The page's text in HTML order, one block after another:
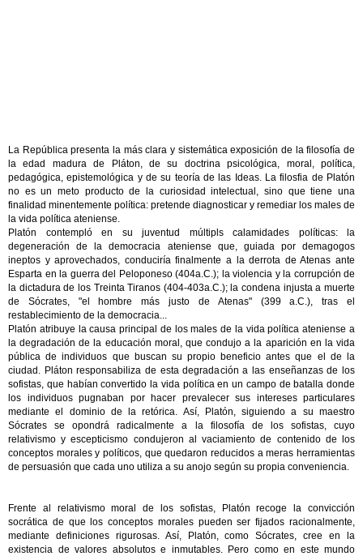
La República presenta la más clara y sistemática exposición de la filosofía de
la edad madura de Pláton, de su doctrina psicológica, moral, política,
pedagógica, epistemológica y de su teoría de las Ideas. La filosfia de Platón
no es un meto producto de la curiosidad intelectual, sino que tiene una
finalidad minentemente política: pretende diagnosticar y remediar los males de
la vida política ateniense.
Platón contempló en su juventud múltipls calamidades políticas: la
degeneración de la democracia ateniense que, guiada por demagogos
ineptos y aprovechados, conduciría finalmente a la derrota de Atenas ante
Esparta en la guerra del Peloponeso (404a.C.); la violencia y la corrupción de
la dictadura de los Treinta Tiranos (404-403a.C.); la condena injusta a muerte
de Sócrates, "el hombre más justo de Atenas" (399 a.C.), tras el
restablecimiento de la democracia...
Platón atribuye la causa principal de los males de la vida política ateniense a
la degradación de la educación moral, que condujo a la aparición en la vida
pública de individuos que buscan su propio beneficio antes que el de la
ciudad. Pláton responsabiliza de esta degradación a las enseñanzas de los
sofistas, que habían convertido la vida política en un campo de batalla donde
los individuos pugnaban por hacer prevalecer sus intereses particulares
mediante el dominio de la retórica. Así, Platón, siguiendo a su maestro
Sócrates se opondrá radicalmente a la filosofía de los sofistas, cuyo
relativismo y escepticismo condujeron al vaciamiento de contenido de los
conceptos morales y políticos, que quedaron reducidos a meras herramientas
de persuasión que cada uno utiliza a su anojo según su propia conveniencia.
Frente al relativismo moral de los sofistas, Platón recoge la convicción
socrática de que los conceptos morales pueden ser fijados racionalmente,
mediante definiciones rigurosas. Así, Platón, como Sócrates, cree en la
existencia de valores absolutos e inmutables. Pero como en este mundo